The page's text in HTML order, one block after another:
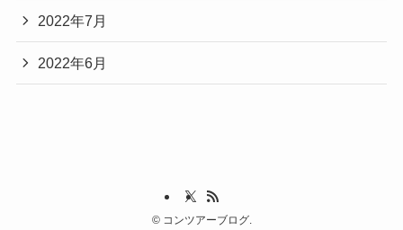
2022年7月
2022年6月
©コンツアーブログ.